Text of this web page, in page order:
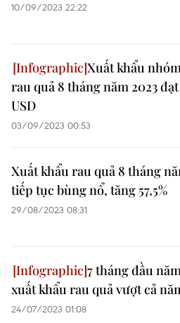
10/09/2023 22:22
Xuất khẩu
rau quả 8 tháng năm 2023 đạt
USD
03/09/2023 00:53
Xuất khẩu rau quả 8 tháng
tiếp tục bùng nổ, tăng 57,5%
29/08/2023 08:31
7 tháng đầu
xuất khẩu rau quả vượt cả
24/07/2023 01:08